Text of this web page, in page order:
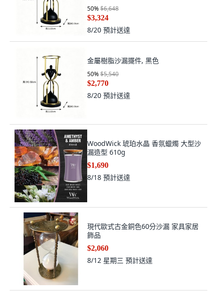
50%$6,648
$3,324
8/20 預計送達
金屬樹脂沙漏擺件, 黑色
50%$5,540
$2,770
8/20 預計送達
WoodWick 琥珀水晶 香氛蠟燭 大型沙
漏造型 610g
$1,690
8/18 預計送達
現代歐式古金銅色60分沙漏 家具家居
飾品
$2,060
8/12 星期三 預計送達